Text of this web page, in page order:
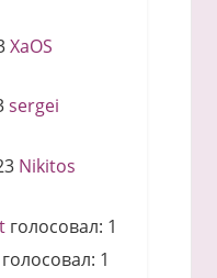
XaOS
sergei
Nikitos
голосовал: 1
голосовал: 1